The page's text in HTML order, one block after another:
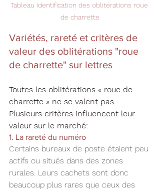
Tableau identification des oblitérations roue
de charrette
Variétés, rareté et critères de
valeur des oblitérations "roue
de charrette" sur lettres
Toutes les oblitérations « roue de
charrette » ne se valent pas.
Plusieurs critères influencent leur
valeur sur le marché:
1. La rareté du numéro
Certains bureaux de poste étaient peu
actifs ou situés dans des zones
rurales. Leurs cachets sont donc
beaucoup plus rares que ceux des